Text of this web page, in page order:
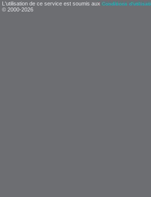
L'utilisation de ce service est soumis aux Conditions
© 2000-2026